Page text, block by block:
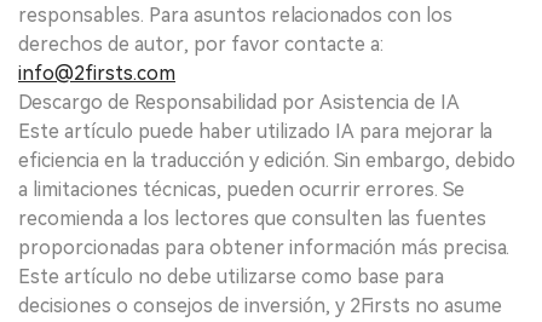
responsables. Para asuntos relacionados con los
derechos de autor, por favor contacte a:
info@2firsts.com
Descargo de Responsabilidad por Asistencia de IA
Este artículo puede haber utilizado IA para mejorar la
eficiencia en la traducción y edición. Sin embargo, debido
a limitaciones técnicas, pueden ocurrir errores. Se
recomienda a los lectores que consulten las fuentes
proporcionadas para obtener información más precisa.
Este artículo no debe utilizarse como base para
decisiones o consejos de inversión, y 2Firsts no asume